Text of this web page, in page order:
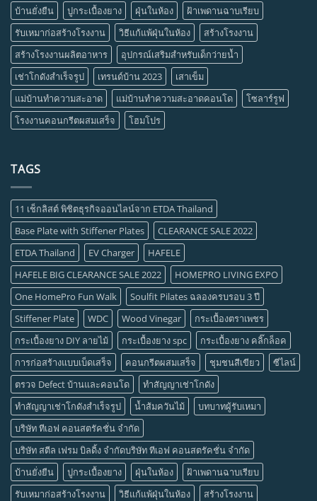
บ้านยั่งยืน
ปูกระเบื้องยาง ฝุ่นในห้อง
ฝ้าเพดานฉาบเรียบ
รับเหมาก่อสร้างโรงงาน
วิธีแก้แพ้ฝุ่นในห้อง
สร้างโรงงาน
สร้างโรงงานผลิตอาหาร
อุปกรณ์เสริมสำหรับเด็กว่ายน้ำ
เช่าโกดังสำเร็จรูป
เทรนด์บ้าน 2023
เสาเข็ม
แม่บ้านทำความสะอาด
แม่บ้านทำความสะอาดคอนโด
โซลาร์รูฟ
โรงงานคอนกรีตผสมเสร็จ
โฮมโปร
TAGS
11 เช็กลิสต์ พิชิตธุรกิจออนไลน์จาก ETDA Thailand
Base Plate with Stiffener Plates
CLEARANCE SALE 2022
ETDA Thailand
EV Charger
HAFELE
HAFELE BIG CLEARANCE SALE 2022
HOMEPRO LIVING EXPO
One HomePro Fun Walk
Soulfit Pilates ฉลองครบรอบ 3 ปี
Stiffener Plate
WDC Wood Vinegar
กระเบื้องตราเพชร
กระเบื้องยาง DIY ลายไม้
กระเบื้องยาง spc
กระเบื้องยาง คลิ๊กล็อค
การก่อสร้างแบบเบ็ดเสร็จ
คอนกรีตผสมเสร็จ ชุมชนสีเขียว
ซีไลน์
ตรวจ Defect บ้านและคอนโด
ทำสัญญาเช่าโกดัง
ทำสัญญาเช่าโกดังสำเร็จรูป
น้ำส้มควันไม้
บทบาทผู้รับเหมา
บริษัท ทีเอฟ คอนสตรัคชั่น จำกัด
บริษัท สตีล เฟรม บิลดิ้ง จำกัดบริษัท ทีเอฟ คอนสตรัคชั่น จำกัด
บ้านยั่งยืน
ปูกระเบื้องยาง ฝุ่นในห้อง
ฝ้าเพดานฉาบเรียบ
รับเหมาก่อสร้างโรงงาน
วิธีแก้แพ้ฝุ่นในห้อง สร้างโรงงาน